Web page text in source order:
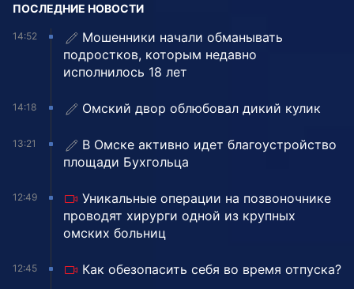
ПОСЛЕДНИЕ НОВОСТИ
14:52
Мошенники начали обманывать
подростков, которым недавно
исполнилось 18 лет
14:18 Омский двор облюбовал дикий кулик
13:21
В Омске активно идет благоустройство
площади Бухгольца
12:49
Уникальные операции на позвоночнике
проводят хирурги одной из крупных
омских больниц
12:45 Как обезопасить себя во время отпуска?